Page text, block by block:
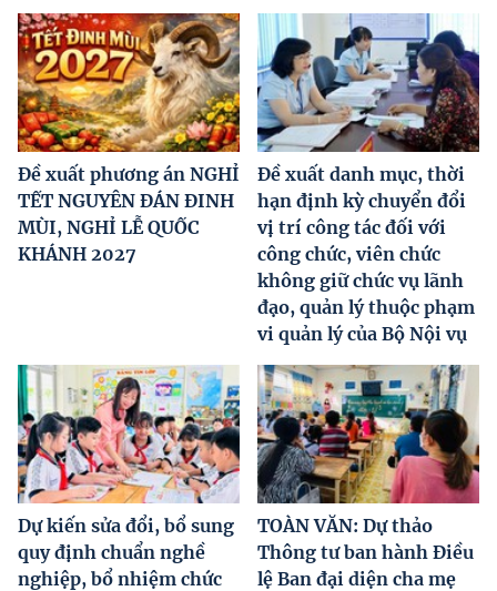
Đề xuất phương án NGHỈ
TẾT NGUYÊN ĐÁN ĐINH
MÙI, NGHỈ LỄ QUỐC
KHÁNH 2027
Đề xuất danh mục, thời
hạn định kỳ chuyển đổi
vị trí công tác đối với
công chức, viên chức
không giữ chức vụ lãnh
đạo, quản lý thuộc phạm
vi quản lý của Bộ Nội vụ
Dự kiến sửa đổi, bổ sung
quy định chuẩn nghề
nghiệp, bổ nhiệm chức
TOÀN VĂN: Dự thảo
Thông tư ban hành Điều
lệ Ban đại diện cha mẹ